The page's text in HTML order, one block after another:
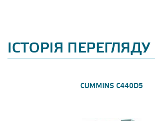
ІСТОРІЯ ПЕРЕГЛЯДУ
CUMMINS C440D5